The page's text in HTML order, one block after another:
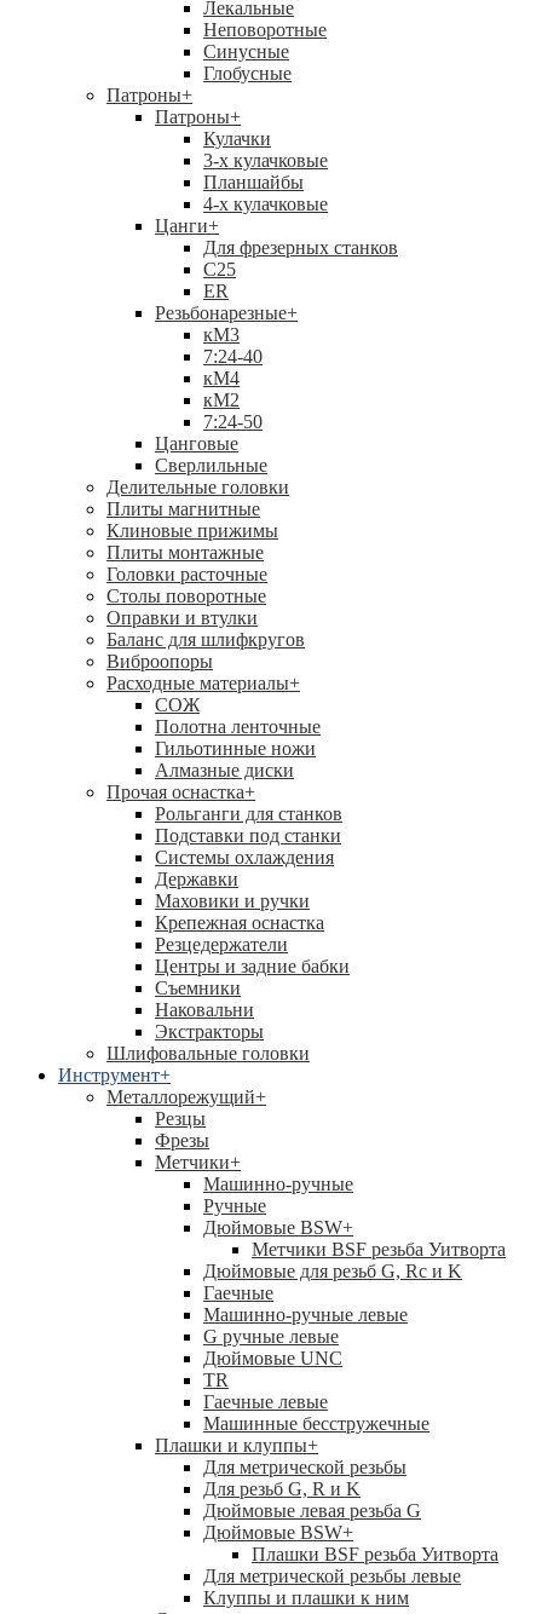
Лекальные
Неповоротные
Синусные
Глобусные
Патроны+
Патроны+
Кулачки
3-х кулачковые
Планшайбы
4-х кулачковые
Цанги+
Для фрезерных станков
С25
ER
Резьбонарезные+
кМ3
7:24-40
кМ4
кМ2
7:24-50
Цанговые
Сверлильные
Делительные головки
Плиты магнитные
Клиновые прижимы
Плиты монтажные
Головки расточные
Столы поворотные
Оправки и втулки
Баланс для шлифкругов
Виброопоры
Расходные материалы+
СОЖ
Полотна ленточные
Гильотинные ножи
Алмазные диски
Прочая оснастка+
Рольганги для станков
Подставки под станки
Системы охлаждения
Державки
Маховики и ручки
Крепежная оснастка
Резцедержатели
Центры и задние бабки
Съемники
Наковальни
Экстракторы
Шлифовальные головки
Инструмент+
Металлорежущий+
Резцы
Фрезы
Метчики+
Машинно-ручные
Ручные
Дюймовые BSW+
Метчики BSF резьба Уитворта
Дюймовые для резьб G, Rc и K
Гаечные
Машинно-ручные левые
G ручные левые
Дюймовые UNC
TR
Гаечные левые
Машинные бесстружечные
Плашки и клуппы+
Для метрической резьбы
Для резьб G, R и K
Дюймовые левая резьба G
Дюймовые BSW+
Плашки BSF резьба Уитворта
Для метрической резьбы левые
Клуппы и плашки к ним